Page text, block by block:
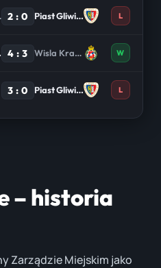
2 : 0 Piast Gliwice L
4 : 3 Wisla Krakow W
3 : 0 Piast Gliwice L
– historia
Zarządzie Miejskim jako